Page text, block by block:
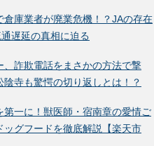
倉庫業者が廃業危機！？JAの存在
通遅延の真相に迫る
、詐欺電話をまさかの方法で撃
陰寺も驚愕の切り返しとは！？
第一に！獣医師・宿南章の愛情ご
ッグフードを徹底解説【楽天市